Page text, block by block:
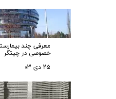
معرفی چند
خصوصی در چیتگر
۲۵ دی ۰۳